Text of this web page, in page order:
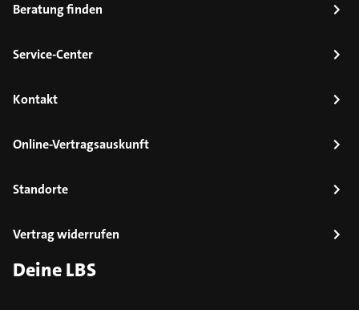
Beratung finden
Service-Center
Kontakt
Online-Vertragsauskunft
Standorte
Vertrag widerrufen
Deine LBS